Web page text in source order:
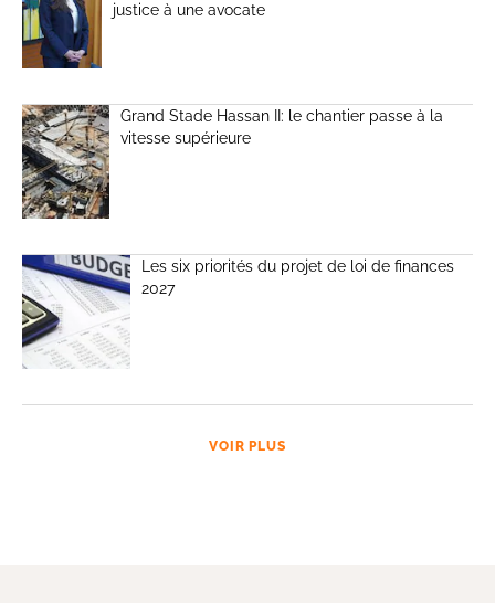
justice à une avocate
Grand Stade Hassan II: le chantier passe à la
vitesse supérieure
Les six priorités du projet de loi de finances
2027
VOIR PLUS